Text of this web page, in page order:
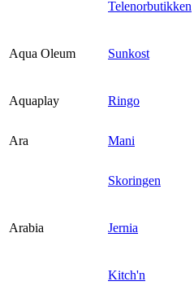
Telenorbutikken
Aqua Oleum Sunkost
Aquaplay Ringo
Ara
Mani
Skoringen
Arabia Jernia
Kitch'n